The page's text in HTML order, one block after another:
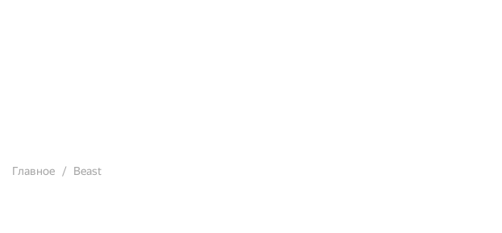
Главное Beast